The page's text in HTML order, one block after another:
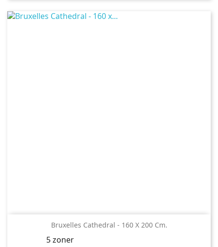
Bruxelles Cathedral - 160 X 200 Cm.
5 zoner